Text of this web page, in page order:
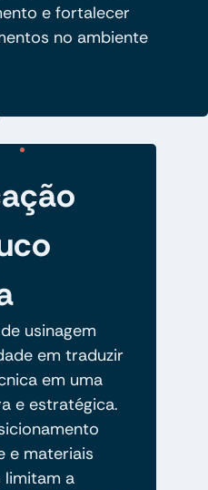
e fortalecer
no ambiente
usinagem
em traduzir
em uma
e estratégica.
e materiais
limitam a